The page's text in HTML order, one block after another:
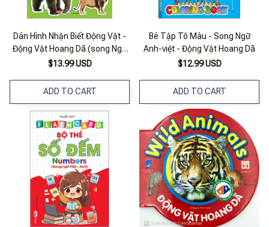
Dán Hình Nhận Biết Động Vật -
Động Vật Hoang Dã (song Ngữ
Việt-anh)
$13.99 USD
ADD TO CART
Bé Tập Tô Màu - Song Ngữ
Anh-việt - Động Vật Hoang Dã
$12.99 USD
ADD TO CART